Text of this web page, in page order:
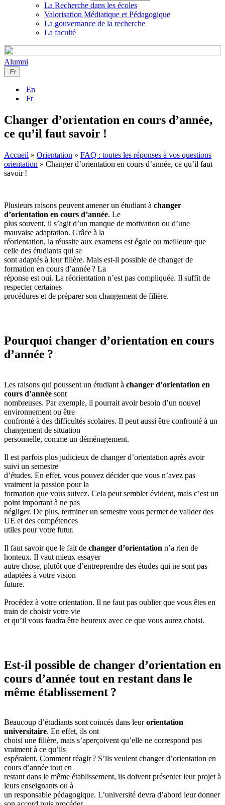
La Recherche dans les écoles
Valorisation Médiatique et Pédagogique
La gouvernance de la recherche
La faculté
Alumni
Fr
En
Fr
Changer d’orientation en cours d’année,
ce qu’il faut savoir !
Accueil » Orientation » FAQ : toutes les réponses à vos questions
orientation » Changer d’orientation en cours d’année, ce qu’il faut
savoir !
Plusieurs raisons peuvent amener un étudiant à changer
d’orientation en cours d’année. Le
plus souvent, il s’agit d’un manque de motivation ou d’une
mauvaise adaptation. Grâce à la
réorientation, la réussite aux examens est égale ou meilleure que
celle des étudiants qui se
sont adaptés à leur filière. Mais est-il possible de changer de
formation en cours d’année ? La
réponse est oui. La réorientation n’est pas compliquée. Il suffit de
respecter certaines
procédures et de préparer son changement de filière.
Pourquoi changer d’orientation en cours
d’année ?
Les raisons qui poussent un étudiant à changer d’orientation en
cours d’année sont
nombreuses. Par exemple, il pourrait avoir besoin d’un nouvel
environnement ou être
confronté à des difficultés scolaires. Il peut aussi être confronté à un
changement de situation
personnelle, comme un déménagement.
Il est parfois plus judicieux de changer d’orientation après avoir
suivi un semestre
d’études. En effet, vous pouvez décider que vous n’avez pas
vraiment la passion pour la
formation que vous suivez. Cela peut sembler évident, mais c’est un
point important à ne pas
négliger. De plus, terminer un semestre vous permet de valider des
UE et des compétences
utiles pour votre futur.
Il faut savoir que le fait de changer d’orientation n’a rien de
honteux. Il vaut mieux essayer
autre chose, plutôt que d’entreprendre des études qui ne sont pas
adaptées à votre vision
future.
Procédez à votre orientation. Il ne faut pas oublier que vous êtes en
train de choisir votre vie
et qu’il vous faudra être heureux avec ce que vous aurez choisi.
Est-il possible de changer d’orientation en
cours d’année tout en restant dans le
même établissement ?
Beaucoup d’étudiants sont coincés dans leurorientation
universitaire. En effet, ils ont
choisi une filière, mais s’aperçoivent qu’elle ne correspond pas
vraiment à ce qu’ils
espéraient. Comment réagir ? S’ils veulent changer d’orientation en
cours d’année tout en
restant dans le même établissement, ils doivent présenter leur projet à
leurs enseignants ou à
un responsable pédagogique. L’université devra d’abord leur donner